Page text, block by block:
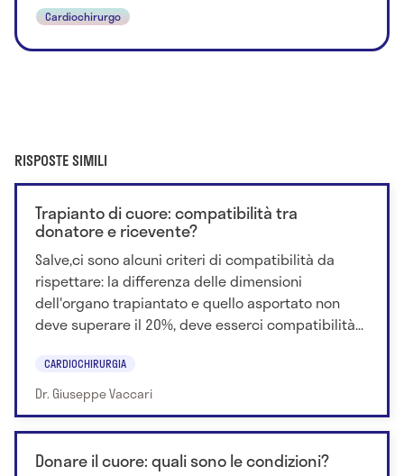
Cardiochirurgo
RISPOSTE SIMILI
Trapianto di cuore: compatibilità tra
donatore e ricevente?
Salve,ci sono alcuni criteri di compatibilità da
rispettare: la differenza delle dimensioni
dell'organo trapiantato e quello asportato non
deve superare il 20%, deve esserci compatibilità...
CARDIOCHIRURGIA
Dr. Giuseppe Vaccari
Donare il cuore: quali sono le condizioni?